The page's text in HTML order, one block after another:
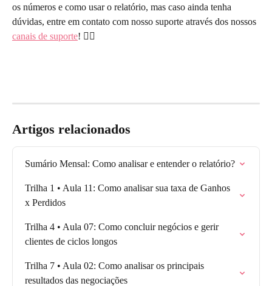
os números e como usar o relatório, mas caso ainda tenha
dúvidas, entre em contato com nosso suporte através dos nossos
canais de suporte! 🙋‍♀️
Artigos relacionados
Sumário Mensal: Como analisar e entender o relatório?
Trilha 1 • Aula 11: Como analisar sua taxa de Ganhos
x Perdidos
Trilha 4 • Aula 07: Como concluir negócios e gerir
clientes de ciclos longos
Trilha 7 • Aula 02: Como analisar os principais
resultados das negociações